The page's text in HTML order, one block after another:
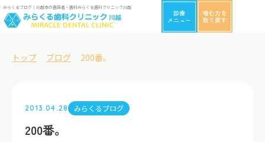
みらくるブログ｜川越市の歯医者・歯科みらくる歯科クリニック川越
診療
メニュー
噛む力を
取り戻す
トップ ブログ 200番。
2013.04.28 みらくるブログ
200番。